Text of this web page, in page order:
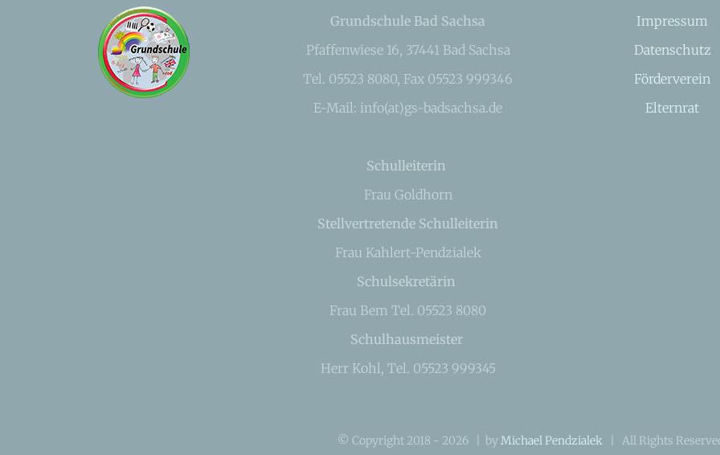
Grundschule Bad Sachsa
Pfaffenwiese 16, 37441 Bad Sachsa
Tel. 05523 8080, Fax 05523 999346
E-Mail: info(at)gs-badsachsa.de
Schulleiterin
Frau Goldhorn
Stellvertretende Schulleiterin
Frau Kahlert-Pendzialek
Schulsekretärin
Frau Bem Tel. 05523 8080
Schulhausmeister
Herr Kohl, Tel. 05523 999345
Impressum
Datenschutz
Förderverein
Elternrat
© Copyright 2018 - 2026 | byMichael Pendzialek| All Rights